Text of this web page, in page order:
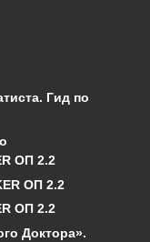
Гид по
ОП 2.2
ОП 2.2
ОП 2.2
Доктора».